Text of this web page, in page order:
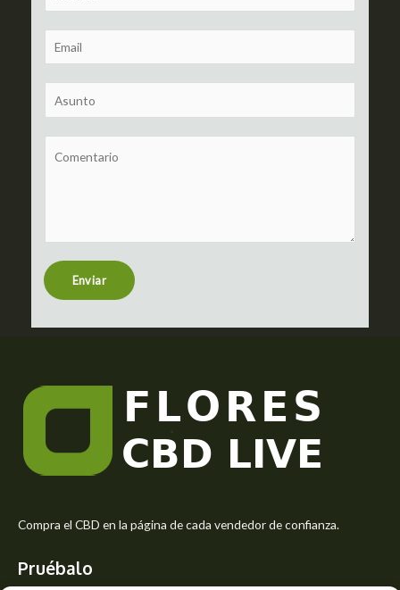
a
m
m
a
u
b
t
r
s
e
Enviar
Compra el CBD en la página de cada vendedor de confianza.
Pruébalo